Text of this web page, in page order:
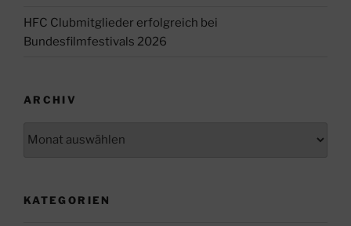
HFC Clubmitglieder erfolgreich bei
Bundesfilmfestivals 2026
ARCHIV
KATEGORIEN